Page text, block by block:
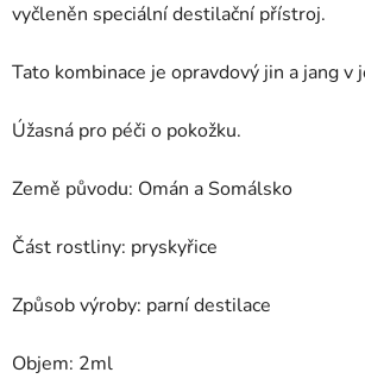
vyčleněn speciální destilační přístroj.
Tato kombinace je opravdový jin a jang v
Úžasná pro péči o pokožku.
Země původu: Omán a Somálsko
Část rostliny: pryskyřice
Způsob výroby: parní destilace
Objem: 2ml